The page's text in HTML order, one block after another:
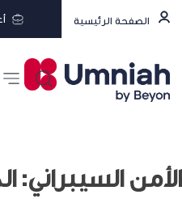
الصفحة الرئيسية
الأمن